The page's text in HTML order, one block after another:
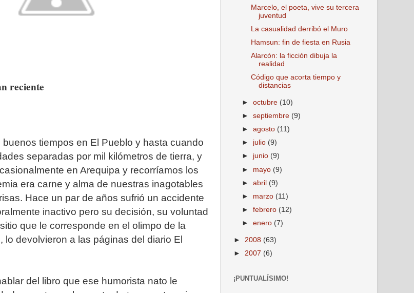
reciente
tiempos en El Pueblo y hasta cuando
separadas por mil kilómetros de tierra, y
en Arequipa y recorríamos los
era carne y alma de nuestras inagotables
Hace un par de años sufrió un accidente
inactivo pero su decisión, su voluntad
que le corresponde en el olimpo de la
lo devolvieron a las páginas del diario El
del libro que ese humorista nato le
Marcelo, el poeta, vive su tercera
juventud
La casualidad derribó el Muro
Hamsun: fin de fiesta en Rusia
Alarcón: la ficción dibuja la
realidad
Código que acorta tiempo y
distancias
►octubre (10)
►septiembre (9)
►agosto (11)
► julio (9)
► junio (9)
► mayo (9)
►abril (9)
► marzo (11)
►febrero (12)
►enero (7)
► 2008 (63)
► 2007 (6)
¡PUNTUALÍSIMO!